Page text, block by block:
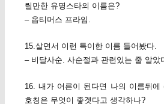
릴만한 유명스타의 이름은?
– 옵티머스 프라임.
15.살면서 이런 특이한 이름 들어봤다.
– 비달사순. 사순절과 관련있는 줄 알았
16. 내가 어른이 된다면 나의 이름뒤에
호칭은 무엇이 좋겟다고 생각하나?